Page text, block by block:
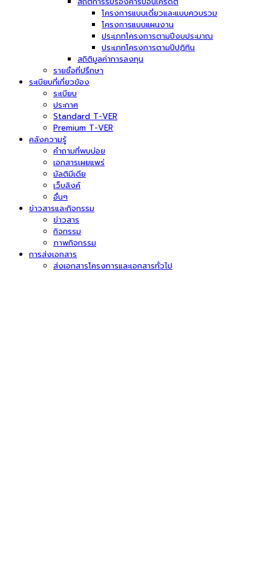
โครงการแบบเดี่ยวและแบบควบรวม
โครงการแบบแผนงาน
ประเภทโครงการตามปีงบประมาณ
ประเภทโครงการตามปีปฏิทิน
สถิติมูลค่าการลงทุน
รายชื่อที่ปรึกษา
ระเบียบที่เกี่ยวข้อง
ระเบียบ
ประกาศ
Standard T-VER
Premium T-VER
คลังความรู้
คำถามที่พบบ่อย
เอกสารเผยแพร่
มัลติมีเดีย
เว็บลิงค์
อื่นๆ
ข่าวสารและกิจกรรม
ข่าวสาร
กิจกรรม
ภาพกิจกรรม
การส่งเอกสาร
ส่งเอกสารโครงการและเอกสารทั่วไป